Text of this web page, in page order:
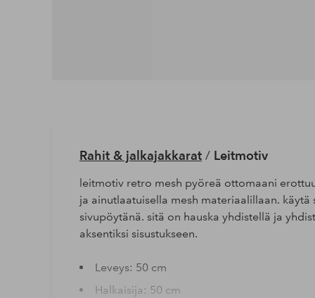
Rahit & jalkajakkarat/ Leitmotiv
leitmotiv retro mesh pyöreä ottomaani
ja ainutlaatuisella mesh materiaalillaan.
sivupöytänä. sitä on hauska yhdistellä ja
aksentiksi sisustukseen.
Leveys: 50 cm
Halkaisija: 50 cm